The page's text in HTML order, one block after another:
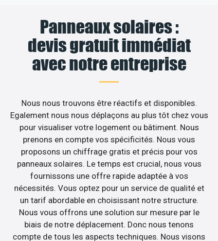
Panneaux solaires :
devis gratuit immédiat
avec notre entreprise
Nous nous trouvons être réactifs et disponibles.
Egalement nous nous déplaçons au plus tôt chez vous
pour visualiser votre logement ou bâtiment. Nous
prenons en compte vos spécificités. Nous vous
proposons un chiffrage gratis et précis pour vos
panneaux solaires. Le temps est crucial, nous vous
fournissons une offre rapide adaptée à vos
nécessités. Vous optez pour un service de qualité et
un tarif abordable en choisissant notre structure.
Nous vous offrons une solution sur mesure par le
biais de notre déplacement. Donc nous tenons
compte de tous les aspects techniques. Nous visons